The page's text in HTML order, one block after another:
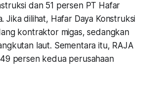
dan 51 persen PT Hafar
Jika dilihat, Hafar Daya Konstruksi
kontraktor migas, sedangkan
laut. Sementara itu, RAJA
persen kedua perusahaan